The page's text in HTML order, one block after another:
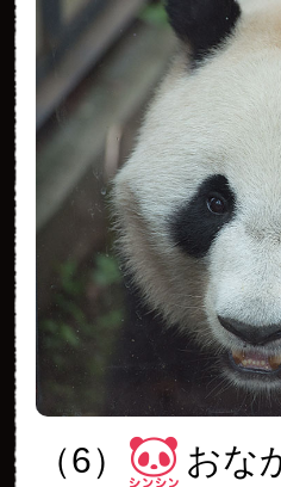
（6） おな